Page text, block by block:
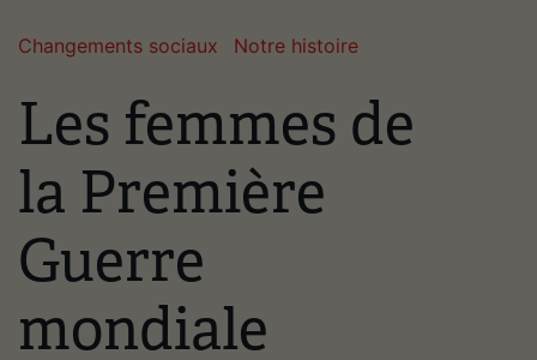
Changements sociaux Notre histoire
Les femmes de
la Première
Guerre
mondiale